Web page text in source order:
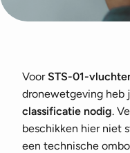
Voor STS-01-
dronewetgeving heb
classificatie nodig.
beschikken hier niet
een technische